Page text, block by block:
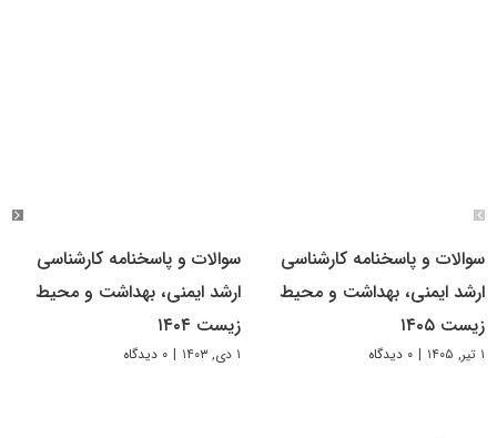
سوالات و پاسخنامه کارشناسی
ارشد ایمنی، بهداشت و محیط
زیست ۱۴۰۵
۱ تیر, ۱۴۰۵ | ۰ دیدگاه
سوالات و پاسخنامه کارشناسی
ارشد ایمنی، بهداشت و محیط
زیست ۱۴۰۴
۱ دی, ۱۴۰۳ | ۰ دیدگاه